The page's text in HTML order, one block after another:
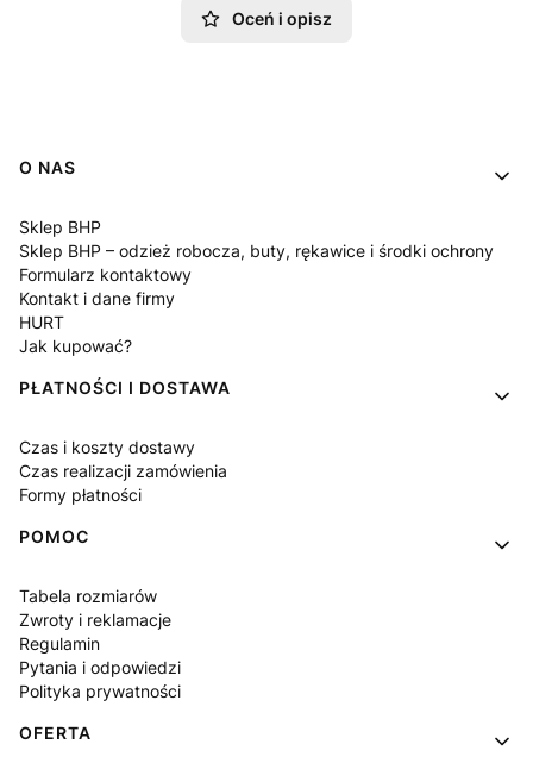
Oceń i opisz
Linki w stopce
O NAS
Sklep BHP
Sklep BHP – odzież robocza, buty, rękawice i środki ochrony
Formularz kontaktowy
Kontakt i dane firmy
HURT
Jak kupować?
PŁATNOŚCI I DOSTAWA
Czas i koszty dostawy
Czas realizacji zamówienia
Formy płatności
POMOC
Tabela rozmiarów
Zwroty i reklamacje
Regulamin
Pytania i odpowiedzi
Polityka prywatności
OFERTA